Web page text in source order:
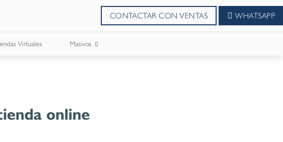
CONTACTAR CON VENTAS WHATSAPP
Virtuales Masivos
online